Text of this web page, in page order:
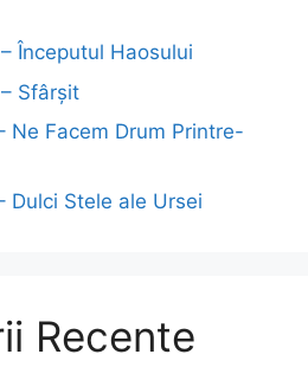
Începutul Haosului
Sfârșit
Ne Facem Drum Printre-
Dulci Stele ale Ursei
Recente